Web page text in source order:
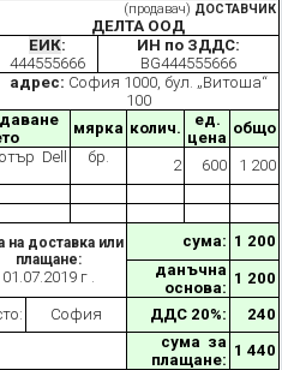
(продавач) ДОСТАВЧИК
ДЕЛТА ООД
ЕИК:
444555666
ИН по ЗДДС:
BG444555666
адрес: София 1000, бул. „Витоша“
100
мярка колич.
ед.
цена
общо
Dell
бр. 2 600
1 200
на доставка или
плащане:
01.07.2019 г .
сума: 1 200
данъчна
основа:
1 200
София ДДС 20%:
240
сума за
плащане:
1 440